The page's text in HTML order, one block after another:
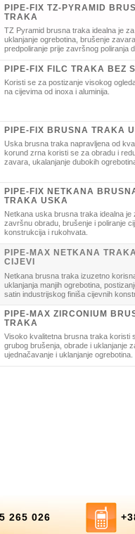
PIPE-FIX TZ-PYRAMID
TRAKA
TZ Pyramid brusna traka idealna je za
uklanjanje ogrebotina, brušenje
predpoliranje prije završnog poliranja
PIPE-FIX FILC TRAKA BEZ
Koristi se za postizanje visokog
na cijevima od inoxa i aluminija.
PIPE-FIX BRUSNA TRAKA
Uska brusna traka napravljena od
korund zrna koristi se za obradu i
zavara, ukalanjanje dubokih
PIPE-FIX NETKANA
TRAKA USKA
Netkana uska brusna traka idealna je
završnu obradu, brušenje i poliranje
konstrukcija i rukohvata.
PIPE-MAX NETKANA
CIJEVI
Netkana brusna traka izuzetno
uklanjanja manjih ogrebotina,
satin industrijskog finiša cijevnih
PIPE-MAX ZIRCONIUM
TRAKA
Visoko kvalitetna brusna traka koristi
grubog brušenja, obrade i uklanjanje
ujednačavanje i uklanjanje ogrebotina.
265 026